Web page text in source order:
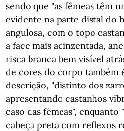
sendo que "as fêmeas têm
evidente na parte distal do
angulosa, com o topo
a face mais acinzentada,
risca branca bem visível
de cores do corpo também
descrição, "distinto dos
apresentando castanhos
caso das fêmeas", enquanto
cabeça preta com reflexos